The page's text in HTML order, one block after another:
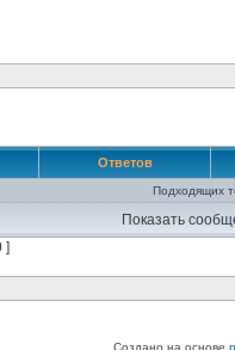
Ответов
Подходящих
Показать
]
Создано на основе